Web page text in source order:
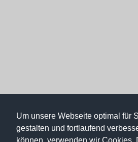
Um unsere Webseite optimal für
gestalten und fortlaufend
können, verwenden wir Cookies.